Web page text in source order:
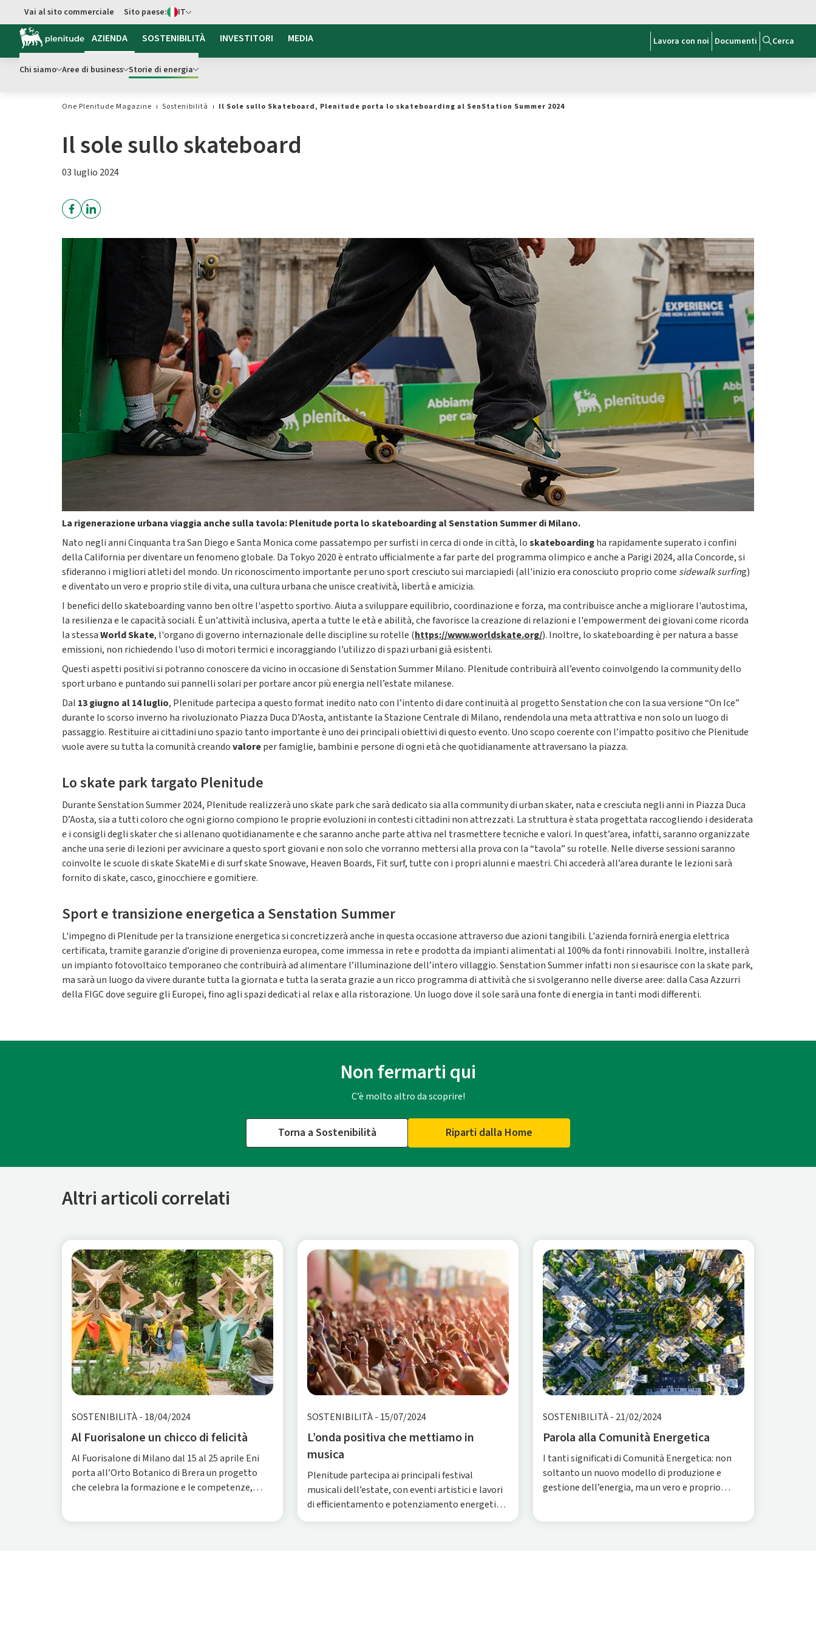
Vai al contenuto principale
Vai al sito commerciale Switch di Lingua
Sito paese: IT
AZIENDA
Chi siamo Aree di business Storie di energia
SOSTENIBILITÀ INVESTITORI MEDIA Lavora con noi Documenti Cerca
One Plenitude Magazine Sostenibilità Il Sole sullo Skateboard, Plenitude porta lo skateboarding al SenStation Summer 2024
Il sole sullo skateboard
03 luglio 2024
La rigenerazione urbana viaggia anche sulla tavola: Plenitude porta lo skateboarding al Senstation Summer di Milano.
Nato negli anni Cinquanta tra San Diego e Santa Monica come passatempo per surfisti in cerca di onde in città, loskateboardingha rapidamente superato i confini
della California per diventare un fenomeno globale. Da Tokyo 2020 è entrato ufficialmente a far parte del programma olimpico e anche a Parigi 2024, alla Concorde, si
sfideranno i migliori atleti del mondo. Un riconoscimento importante per uno sport cresciuto sui marciapiedi (all'inizio era conosciuto proprio come sidewalk surfing)
e diventato un vero e proprio stile di vita, una cultura urbana che unisce creatività, libertà e amicizia.
I benefici dello skateboarding vanno ben oltre l'aspetto sportivo. Aiuta a sviluppare equilibrio, coordinazione e forza, ma contribuisce anche a migliorare l'autostima,
la resilienza e le capacità sociali. È un'attività inclusiva, aperta a tutte le età e abilità, che favorisce la creazione di relazioni e l'empowerment dei giovani come ricorda
la stessaWorld Skate, l'organo di governo internazionale delle discipline su rotelle (https://www.worldskate.org/). Inoltre, lo skateboarding è per natura a basse
emissioni, non richiedendo l'uso di motori termici e incoraggiando l'utilizzo di spazi urbani già esistenti.
Questi aspetti positivi si potranno conoscere da vicino in occasione di Senstation Summer Milano. Plenitude contribuirà all’evento coinvolgendo la community dello
sport urbano e puntando sui pannelli solari per portare ancor più energia nell’estate milanese.
Dal 13 giugno al 14 luglio, Plenitude partecipa a questo format inedito nato con l’intento di dare continuità al progetto Senstation che con la sua versione “On Ice”
durante lo scorso inverno ha rivoluzionato Piazza Duca D’Aosta, antistante la Stazione Centrale di Milano, rendendola una meta attrattiva e non solo un luogo di
passaggio. Restituire ai cittadini uno spazio tanto importante è uno dei principali obiettivi di questo evento. Uno scopo coerente con l’impatto positivo che Plenitude
vuole avere su tutta la comunità creandovaloreper famiglie, bambini e persone di ogni età che quotidianamente attraversano la piazza.
Lo skate park targato Plenitude
Durante Senstation Summer 2024, Plenitude realizzerà uno skate park che sarà dedicato sia alla community di urban skater, nata e cresciuta negli anni in Piazza Duca
D’Aosta, sia a tutti coloro che ogni giorno compiono le proprie evoluzioni in contesti cittadini non attrezzati. La struttura è stata progettata raccogliendo i desiderata
e i consigli degli skater che si allenano quotidianamente e che saranno anche parte attiva nel trasmettere tecniche e valori. In quest’area, infatti, saranno organizzate
anche una serie di lezioni per avvicinare a questo sport giovani e non solo che vorranno mettersi alla prova con la “tavola” su rotelle. Nelle diverse sessioni saranno
coinvolte le scuole di skate SkateMi e di surf skate Snowave, Heaven Boards, Fit surf, tutte con i propri alunni e maestri. Chi accederà all’area durante le lezioni sarà
fornito di skate, casco, ginocchiere e gomitiere.
Sport e transizione energetica a Senstation Summer
L'impegno di Plenitude per la transizione energetica si concretizzerà anche in questa occasione attraverso due azioni tangibili. L'azienda fornirà energia elettrica
certificata, tramite garanzie d’origine di provenienza europea, come immessa in rete e prodotta da impianti alimentati al 100% da fonti rinnovabili. Inoltre, installerà
un impianto fotovoltaico temporaneo che contribuirà ad alimentare l’illuminazione dell’intero villaggio. Senstation Summer infatti non si esaurisce con la skate park,
ma sarà un luogo da vivere durante tutta la giornata e tutta la serata grazie a un ricco programma di attività che si svolgeranno nelle diverse aree: dalla Casa Azzurri
della FIGC dove seguire gli Europei, fino agli spazi dedicati al relax e alla ristorazione. Un luogo dove il sole sarà una fonte di energia in tanti modi differenti.
Non fermarti qui
C’è molto altro da scoprire!
Riparti dalla Home
Torna a Sostenibilità
Altri articoli correlati
SOSTENIBILITÀ- 18/04/2024
Al Fuorisalone un chicco di felicità
Al Fuorisalone di Milano dal 15 al 25 aprile Eni
porta all’Orto Botanico di Brera un progetto
che celebra la formazione e le competenze,
SOSTENIBILITÀ- 15/07/2024
L’onda positiva che mettiamo in
musica
Plenitude partecipa ai principali festival
musicali dell’estate, con eventi artistici e lavori
di efficientamento e potenziamento energetico
che possono diventare un patrimonio per la
SOSTENIBILITÀ- 21/02/2024
Parola alla Comunità Energetica
I tanti significati di Comunità Energetica: non
soltanto un nuovo modello di produzione e
gestione dell’energia, ma un vero e proprio